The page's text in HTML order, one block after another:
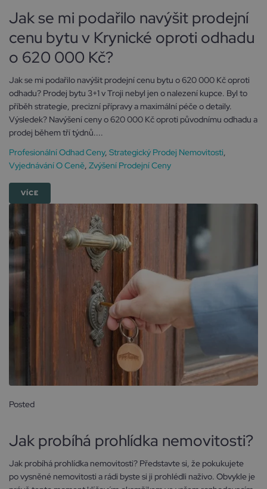
Jak se mi podařilo navýšit prodejní
cenu bytu v Krynické oproti odhadu
o 620 000 Kč?
Jak se mi podařilo navýšit prodejní cenu bytu o 620 000 Kč oproti
odhadu? Prodej bytu 3+1 v Troji nebyl jen o nalezení kupce. Byl to
příběh strategie, precizní přípravy a maximální péče o detaily.
Výsledek? Navýšení ceny o 620 000 Kč oproti původnímu odhadu a
prodej během tří týdnů....
Profesionální Odhad Ceny, Strategický Prodej Nemovitosti,
Vyjednávání O Ceně, Zvýšení Prodejní Ceny
VÍCE
Posted
Jak probíhá prohlídka nemovitosti?
Jak probíhá prohlídka nemovitosti? Představte si, že pokukujete
po vysněné nemovitosti a rádi byste si ji prohlédli naživo. Obvykle je